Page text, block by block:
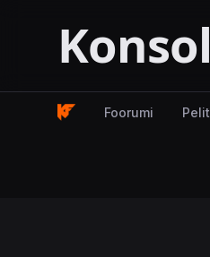
Foorumi Pelit